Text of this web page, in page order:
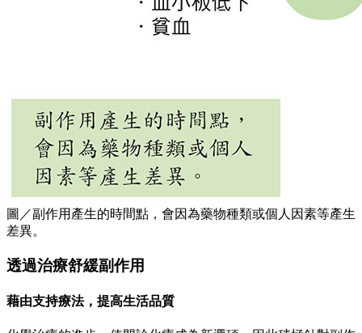
圖／副作用產生的時間點，會因為藥物種類或個人因素等產生
差異。
透過治療舒緩副作用
藉由支持療法，提高生活品質